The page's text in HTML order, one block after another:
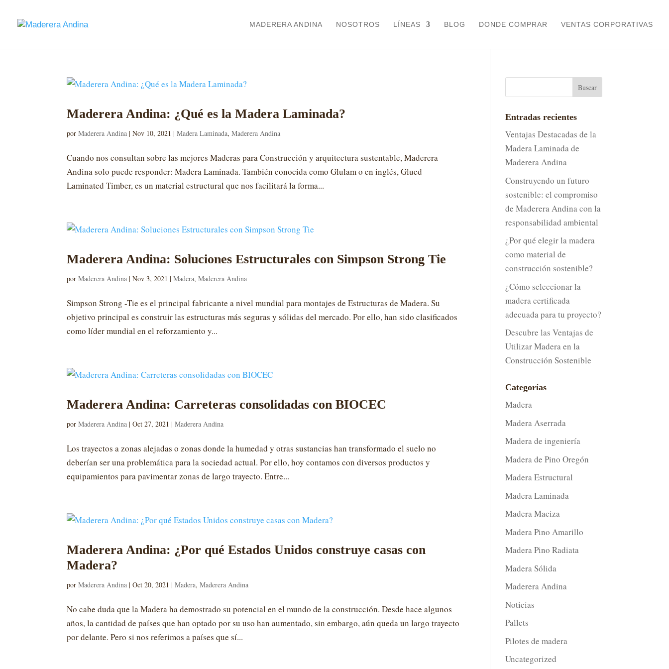
MADERERA ANDINA NOSOTROS LÍNEAS BLOG DONDE COMPRAR VENTAS CORPORATIVAS
Maderera Andina: ¿Qué es la Madera Laminada?
porMaderera Andina |Nov 10, 2021 |Madera Laminada,Maderera Andina
Cuando nos consultan sobre las mejores Maderas para Construcción y arquitectura sustentable, Maderera
Andina solo puede responder: Madera Laminada. También conocida como Glulam o en inglés, Glued
Laminated Timber, es un material estructural que nos facilitará la forma...
Maderera Andina: Soluciones Estructurales con Simpson Strong Tie
porMaderera Andina |Nov 3, 2021 |Madera,Maderera Andina
Simpson Strong -Tie es el principal fabricante a nivel mundial para montajes de Estructuras de Madera. Su
objetivo principal es construir las estructuras más seguras y sólidas del mercado. Por ello, han sido clasificados
como líder mundial en el reforzamiento y...
Maderera Andina: Carreteras consolidadas con BIOCEC
porMaderera Andina |Oct 27, 2021 |Maderera Andina
Los trayectos a zonas alejadas o zonas donde la humedad y otras sustancias han transformado el suelo no
deberían ser una problemática para la sociedad actual. Por ello, hoy contamos con diversos productos y
equipamientos para pavimentar zonas de largo trayecto. Entre...
Maderera Andina: ¿Por qué Estados Unidos construye casas con
Madera?
porMaderera Andina |Oct 20, 2021 |Madera,Maderera Andina
No cabe duda que la Madera ha demostrado su potencial en el mundo de la construcción. Desde hace algunos
años, la cantidad de países que han optado por su uso han aumentado, sin embargo, aún queda un largo trayecto
por delante. Pero si nos referimos a países que sí...
Entradas recientes
Ventajas Destacadas de la
Madera Laminada de
Maderera Andina
Construyendo un futuro
sostenible: el compromiso
de Maderera Andina con la
responsabilidad ambiental
¿Por qué elegir la madera
como material de
construcción sostenible?
¿Cómo seleccionar la
madera certificada
adecuada para tu proyecto?
Descubre las Ventajas de
Utilizar Madera en la
Construcción Sostenible
Categorías
Madera
Madera Aserrada
Madera de ingeniería
Madera de Pino Oregón
Madera Estructural
Madera Laminada
Madera Maciza
Madera Pino Amarillo
Madera Pino Radiata
Madera Sólida
Maderera Andina
Noticias
Pallets
Pilotes de madera
Uncategorized